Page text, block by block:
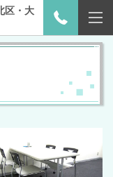
区・大